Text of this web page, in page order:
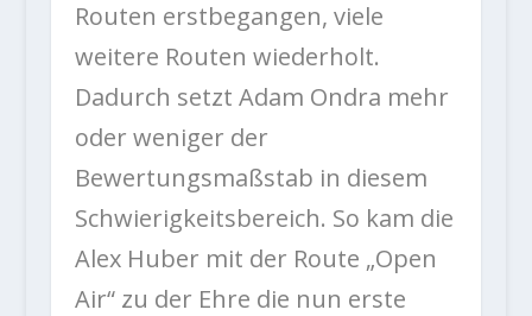
Routen erstbegangen, viele
weitere Routen wiederholt.
Dadurch setzt Adam Ondra mehr
oder weniger der
Bewertungsmaßstab in diesem
Schwierigkeitsbereich. So kam die
Alex Huber mit der Route „Open
Air“ zu der Ehre die nun erste